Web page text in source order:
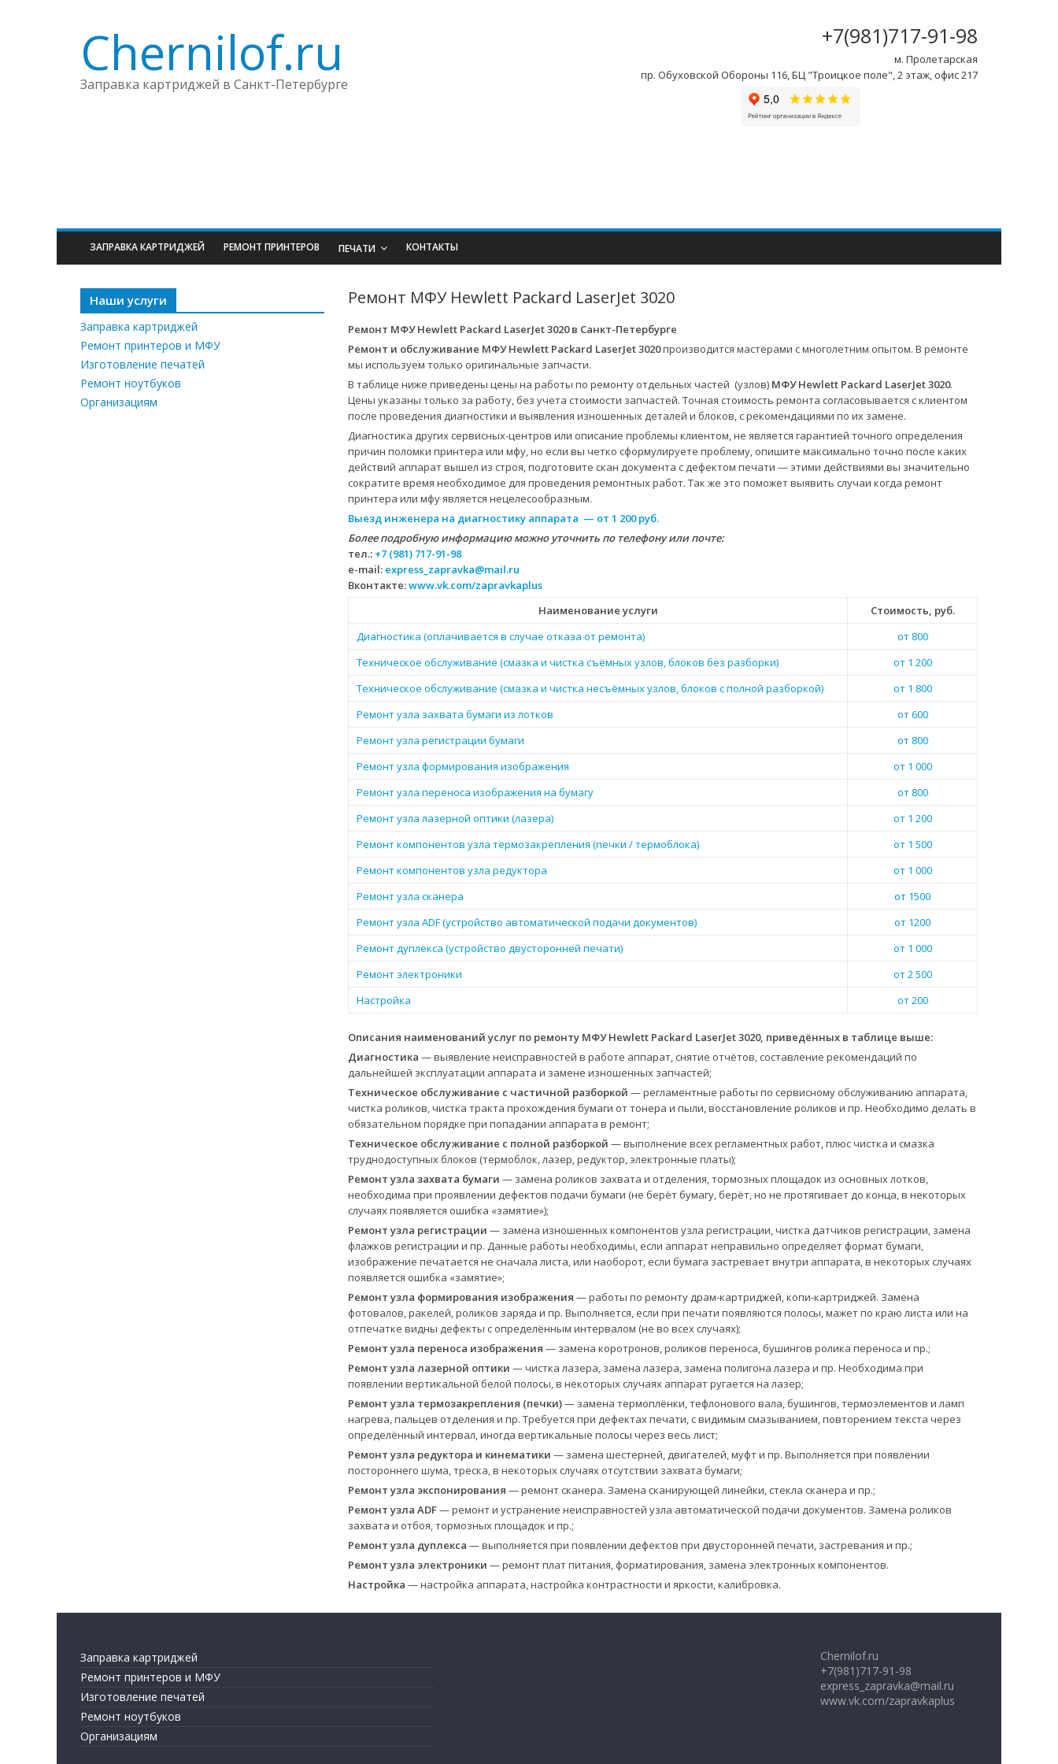
Chernilof.ru
Заправка картриджей в Санкт-Петербурге
+7(981)717-91-98
м. Пролетарская
пр. Обуховской Обороны 116, БЦ "Троицкое поле", 2 этаж, офис 217
ЗАПРАВКА КАРТРИДЖЕЙ РЕМОНТ ПРИНТЕРОВ ПЕЧАТИ КОНТАКТЫ
Ремонт МФУ Hewlett Packard LaserJet 3020
Ремонт МФУ Hewlett Packard LaserJet 3020 в Санкт-Петербурге
Ремонт и обслуживание МФУ Hewlett Packard LaserJet 3020производится мастерами с многолетним опытом. В ремонте
мы используем только оригинальные запчасти.
В таблице ниже приведены цены на работы по ремонту отдельных частей (узлов) МФУ Hewlett Packard LaserJet 3020.
Цены указаны только за работу, без учета стоимости запчастей. Точная стоимость ремонта согласовывается с клиентом
после проведения диагностики и выявления изношенных деталей и блоков, с рекомендациями по их замене.
Диагностика других сервисных-центров или описание проблемы клиентом, не является гарантией точного определения
причин поломки принтера или мфу, но если вы четко сформулируете проблему, опишите максимально точно после каких
действий аппарат вышел из строя, подготовите скан документа с дефектом печати — этими действиями вы значительно
сократите время необходимое для проведения ремонтных работ. Так же это поможет выявить случаи когда ремонт
принтера или мфу является нецелесообразным.
Выезд инженера на диагностику аппарата — от 1 200 руб.
Более подробную информацию можно уточнить по телефону или почте:
тел.: +7 (981) 717-91-98
e-mail: express_zapravka@mail.ru
Вконтакте:www.vk.com/zapravkaplus
Наименование услуги
Стоимость, руб.
Диагностика (оплачивается в случае отказа от ремонта)
от 800
Техническое обслуживание (смазка и чистка съёмных узлов, блоков без разборки)
от 1 200
Техническое обслуживание (смазка и чистка несъёмных узлов, блоков с полной разборкой)
от 1 800
Ремонт узла захвата бумаги из лотков
от 600
Ремонт узла регистрации бумаги
от 800
Ремонт узла формирования изображения
от 1 000
Ремонт узла переноса изображения на бумагу
от 800
Ремонт узла лазерной оптики (лазера)
от 1 200
Ремонт компонентов узла термозакрепления (печки / термоблока)
от 1 500
Ремонт компонентов узла редуктора
от 1 000
Ремонт узла сканера
от 1500
Ремонт узла ADF (устройство автоматической подачи документов)
от 1200
Ремонт дуплекса (устройство двусторонней печати)
от 1 000
Ремонт электроники
от 2 500
Настройка
от 200
Описания наименований услуг по ремонту МФУ Hewlett Packard LaserJet 3020, приведённых в таблице выше:
Диагностика — выявление неисправностей в работе аппарат, снятие отчётов, составление рекомендаций по
дальнейшей эксплуатации аппарата и замене изношенных запчастей;
Техническое обслуживание с частичной разборкой — регламентные работы по сервисному обслуживанию аппарата,
чистка роликов, чистка тракта прохождения бумаги от тонера и пыли, восстановление роликов и пр. Необходимо делать в
обязательном порядке при попадании аппарата в ремонт;
Техническое обслуживание с полной разборкой — выполнение всех регламентных работ, плюс чистка и смазка
труднодоступных блоков (термоблок, лазер, редуктор, электронные платы);
Ремонт узла захвата бумаги — замена роликов захвата и отделения, тормозных площадок из основных лотков,
необходима при проявлении дефектов подачи бумаги (не берёт бумагу, берёт, но не протягивает до конца, в некоторых
случаях появляется ошибка «замятие»);
Ремонт узла регистрации — замена изношенных компонентов узла регистрации, чистка датчиков регистрации, замена
флажков регистрации и пр. Данные работы необходимы, если аппарат неправильно определяет формат бумаги,
изображение печатается не сначала листа, или наоборот, если бумага застревает внутри аппарата, в некоторых случаях
появляется ошибка «замятие»;
Ремонт узла формирования изображения — работы по ремонту драм-картриджей, копи-картриджей. Замена
фотовалов, ракелей, роликов заряда и пр. Выполняется, если при печати появляются полосы, мажет по краю листа или на
отпечатке видны дефекты с определённым интервалом (не во всех случаях);
Ремонт узла переноса изображения — замена коротронов, роликов переноса, бушингов ролика переноса и пр.;
Ремонт узла лазерной оптики — чистка лазера, замена лазера, замена полигона лазера и пр. Необходима при
появлении вертикальной белой полосы, в некоторых случаях аппарат ругается на лазер;
Ремонт узла термозакрепления (печки)— замена термоплёнки, тефлонового вала, бушингов, термоэлементов и ламп
нагрева, пальцев отделения и пр. Требуется при дефектах печати, с видимым смазыванием, повторением текста через
определённый интервал, иногда вертикальные полосы через весь лист;
Ремонт узла редуктора и кинематики — замена шестерней, двигателей, муфт и пр. Выполняется при появлении
постороннего шума, треска, в некоторых случаях отсутствии захвата бумаги;
Ремонт узла экспонирования — ремонт сканера. Замена сканирующей линейки, стекла сканера и пр.;
Ремонт узла ADF— ремонт и устранение неисправностей узла автоматической подачи документов. Замена роликов
захвата и отбоя, тормозных площадок и пр.;
Ремонт узла дуплекса — выполняется при появлении дефектов при двусторонней печати, застревания и пр.;
Ремонт узла электроники — ремонт плат питания, форматирования, замена электронных компонентов.
Настройка — настройка аппарата, настройка контрастности и яркости, калибровка.
Наши услуги
Заправка картриджей
Ремонт принтеров и МФУ
Изготовление печатей
Ремонт ноутбуков
Организациям
Заправка картриджей
Ремонт принтеров и МФУ
Изготовление печатей
Ремонт ноутбуков
Организациям
Chernilof.ru
+7(981)717-91-98
express_zapravka@mail.ru
www.vk.com/zapravkaplus